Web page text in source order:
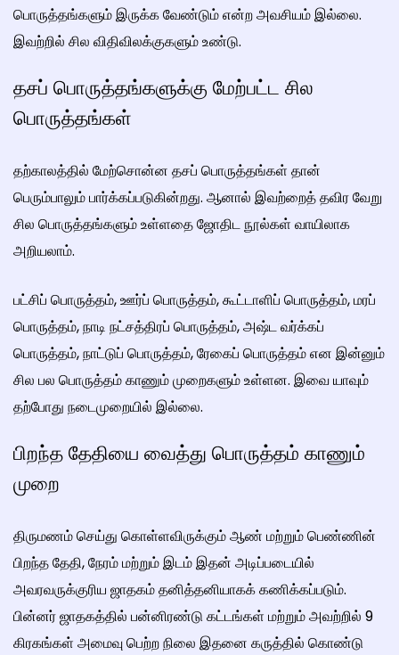
பொருத்தங்களும் இருக்க வேண்டும் என்ற அவசியம் இல்லை.
இவற்றில் சில விதிவிலக்குகளும் உண்டு.
தசப் பொருத்தங்களுக்கு மேற்பட்ட சில
பொருத்தங்கள்
தற்காலத்தில் மேற்சொன்ன தசப் பொருத்தங்கள் தான்
பெரும்பாலும் பார்க்கப்படுகின்றது. ஆனால் இவற்றைத் தவிர வேறு
சில பொருத்தங்களும் உள்ளதை ஜோதிட நூல்கள் வாயிலாக
அறியலாம்.
பட்சிப் பொருத்தம், ஊர்ப் பொருத்தம், கூட்டாளிப் பொருத்தம், மரப்
பொருத்தம், நாடி நட்சத்திரப் பொருத்தம், அஷ்ட வர்க்கப்
பொருத்தம், நாட்டுப் பொருத்தம், ரேகைப் பொருத்தம் என இன்னும்
சில பல பொருத்தம் காணும் முறைகளும் உள்ளன. இவை யாவும்
தற்போது நடைமுறையில் இல்லை.
பிறந்த தேதியை வைத்து பொருத்தம் காணும்
முறை
திருமணம் செய்து கொள்ளவிருக்கும் ஆண் மற்றும் பெண்ணின்
பிறந்த தேதி, நேரம் மற்றும் இடம் இதன் அடிப்படையில்
அவரவருக்குரிய ஜாதகம் தனித்தனியாகக் கணிக்கப்படும்.
பின்னர் ஜாதகத்தில் பன்னிரண்டு கட்டங்கள் மற்றும் அவற்றில் 9
கிரகங்கள் அமைவு பெற்ற நிலை இதனை கருத்தில் கொண்டு